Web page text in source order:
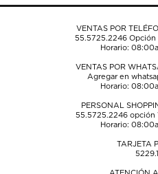
envío.envío.envío.envío.envío.
VENTAS POR
55.5725.2246Opción
Horario:
VENTAS POR
Agregar en
Horario:
PERSONAL
55.5725.2246opción
Horario:
TARJETA